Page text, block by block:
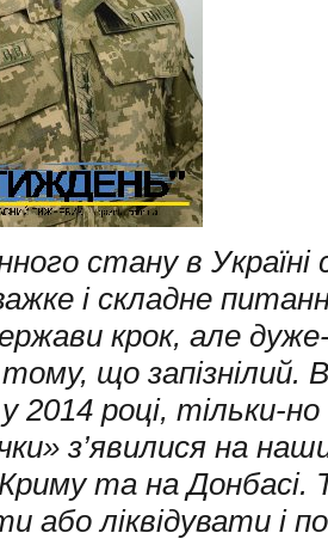
стану в
і складне
крок, але
що
2014 році, тільки-но
з’явилися на
та на Донбасі.
або ліквідувати і